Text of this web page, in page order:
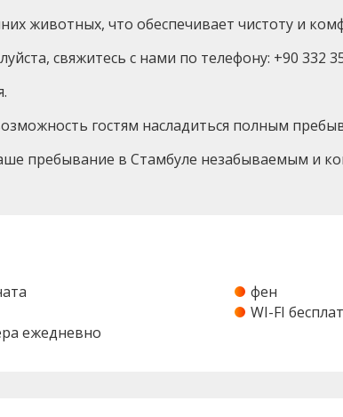
животных, что обеспечивает чистоту и
свяжитесь с нами по телефону: +90 332
гостям насладиться полным
пребывание в Стамбуле незабываемым и
фен
WI-FI
ежедневно